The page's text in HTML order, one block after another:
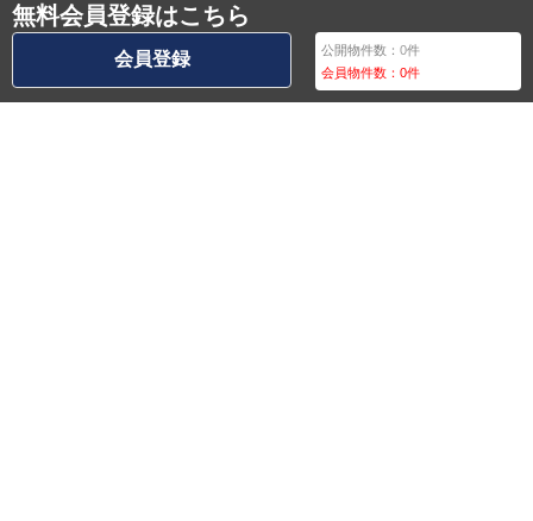
無料会員登録はこちら
会員登録 公開物件数：0件
会員物件数：0件